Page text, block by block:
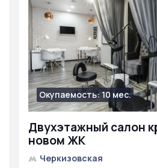
Двухэтажный салон
новом ЖК
Окупаемость: 10 мес.
Черкизовская